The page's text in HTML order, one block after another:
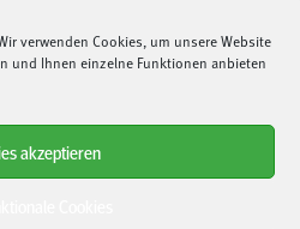
verwenden Cookies, um unsere Website
und Ihnen einzelne Funktionen anbieten
akzeptieren
inkl. MwSt., zzgl. Liefer-/Versandkosten.